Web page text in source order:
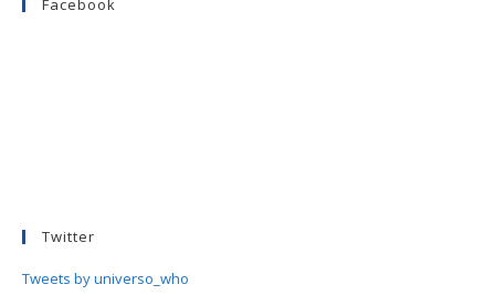
Facebook
Twitter
Tweets by universo_who